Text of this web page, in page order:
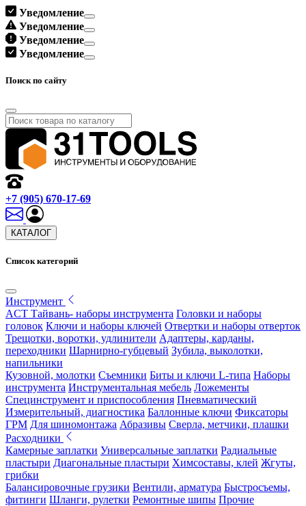
Уведомление
Уведомление
Уведомление
Уведомление
Поиск по сайту
+7 (905) 670-17-69
КАТАЛОГ
Список категорий
Инструмент
ACT Тайвань- наборы инструмента Головки и наборы
головок Ключи и наборы ключей Отвертки и наборы отверток
Трещотки, воротки, удлинители Адаптеры, карданы,
переходники Шарнирно-губцевый Зубила, выколотки,
напильники
Кузовной, молотки Съемники Биты и ключи L-типа Наборы
инструмента Инструментальная мебель Ложементы
Специнструмент и приспособления Пневматический
Измерительный, диагностика Баллонные ключи Фиксаторы
ГРМ Для шиномонтажа Абразивы Сверла, метчики, плашки
Расходники
Камерные заплатки Универсальные заплатки Радиальные
пластыри Диагональные пластыри Химсоставы, клей Жгуты,
грибки
Балансировочные грузики Вентили, арматура Быстросъемы,
фитинги Шланги, рулетки Ремонтные шипы Прочие